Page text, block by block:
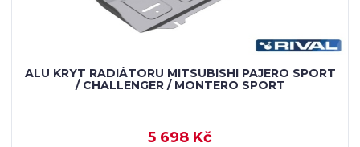
ALU KRYT RADIÁTORU MITSUBISHI PAJERO SPORT
/ CHALLENGER / MONTERO SPORT
5 698 Kč